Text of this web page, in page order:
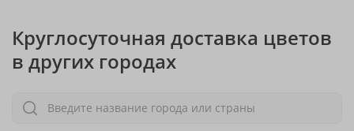
Круглосуточная доставка цветов
в других городах
Введите название города или страны